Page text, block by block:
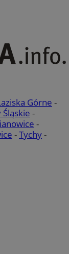
Górne -
-
-
-Tychy-